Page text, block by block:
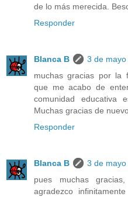
de lo más merecida.
Responder
Blanca B
3 de
muchas gracias por la
que me acabo de
comunidad educativa
Muchas gracias de
Responder
Blanca B
3 de
pues muchas
agradezco